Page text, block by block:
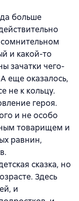
больше
и какой-то
зачатки чего-
еще оказалось,
не к кольцу.
героя.
и не особо
товарищем и
равнин,
сказка, но
Здесь
и